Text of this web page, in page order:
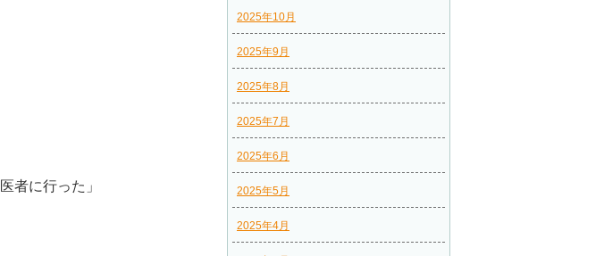
者に行った」
2025年10月
2025年9月
2025年8月
2025年7月
2025年6月
2025年5月
2025年4月